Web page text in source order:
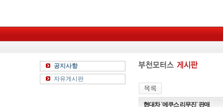
공지사항
자유게시판
현대차 `에쿠스 리무진` 판매